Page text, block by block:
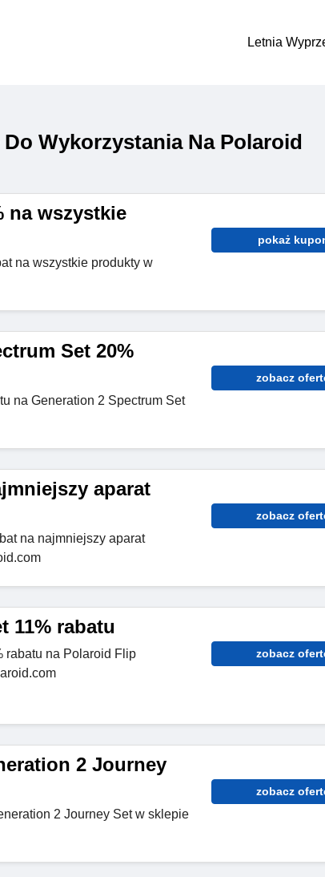
Letnia
Wykorzystania Na Polaroid
na wszystkie
na wszystkie produkty w
pokaż
Set 20%
na Generation 2 Spectrum Set
zobacz
aparat
na najmniejszy aparat
zobacz
11% rabatu
rabatu na Polaroid Flip
zobacz
2 Journey
2 Journey Set w sklepie
zobacz